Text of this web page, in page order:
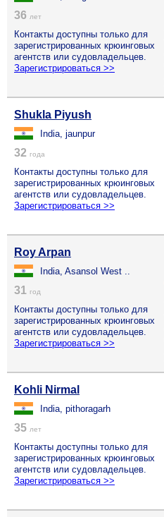
36 лет
Контакты доступны только для
зарегистрированных крюинговых
агентств или судовладельцев.
Зарегистрироваться >>
Shukla Piyush
India, jaunpur
32 года
Контакты доступны только для
зарегистрированных крюинговых
агентств или судовладельцев.
Зарегистрироваться >>
Roy Arpan
India, Asansol West ..
31 год
Контакты доступны только для
зарегистрированных крюинговых
агентств или судовладельцев.
Зарегистрироваться >>
Kohli Nirmal
India, pithoragarh
35 лет
Контакты доступны только для
зарегистрированных крюинговых
агентств или судовладельцев.
Зарегистрироваться >>